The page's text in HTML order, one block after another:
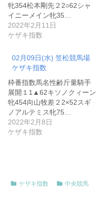
牝354松本剛先２2○62シャ
イニーメイン牝35…
2022年2月11日
ケザキ指数
02月09日(水) 笠松競馬場
ケザキ指数
枠番指数馬名性齢斤量騎手
展開１1▲62キソノクィーン
牝454向山牧差２2×52スギ
ノアルテミス牝75…
2022年2月8日
ケザキ指数
ケザキ指数 中央競馬